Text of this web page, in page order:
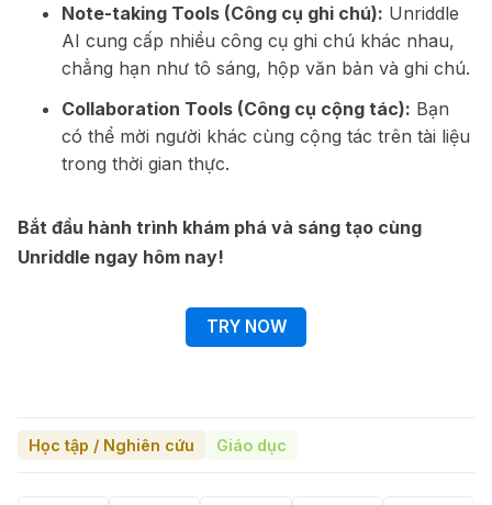
Note-taking Tools (Công cụ ghi chú): Unriddle
AI cung cấp nhiều công cụ ghi chú khác nhau,
chẳng hạn như tô sáng, hộp văn bản và ghi chú.
Collaboration Tools (Công cụ cộng tác): Bạn
có thể mời người khác cùng cộng tác trên tài liệu
trong thời gian thực.
Bắt đầu hành trình khám phá và sáng tạo cùng
Unriddle ngay hôm nay!
TRY NOW
Học tập / Nghiên cứu Giáo dục